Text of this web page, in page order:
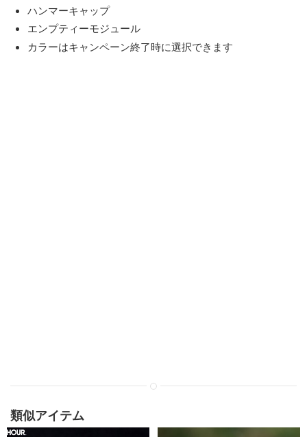
ハンマーキャップ
エンプティーモジュール
カラーはキャンペーン終了時に選択できます
類似アイテム